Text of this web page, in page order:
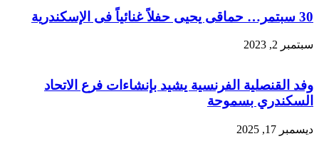
30 سبتمر… حماقى يحيى حفلاً غنائياً فى الإسكندرية
سبتمبر 2, 2023
وفد القنصلية الفرنسية يشيد بإنشاءات فرع الاتحاد
السكندري بسموحة
ديسمبر 17, 2025